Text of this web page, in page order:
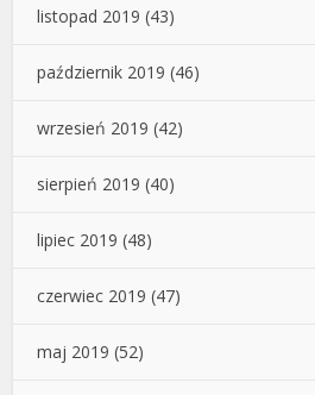
listopad 2019 (43)
październik 2019 (46)
wrzesień 2019 (42)
sierpień 2019 (40)
lipiec 2019 (48)
czerwiec 2019 (47)
maj 2019 (52)